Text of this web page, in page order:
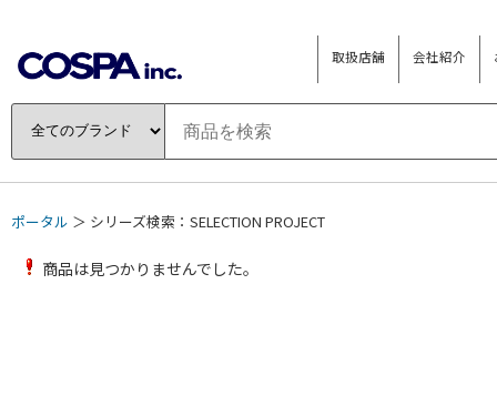
取扱店舗 会社紹介
ポータル ＞ シリーズ検索：SELECTION PROJECT
商品は見つかりませんでした。